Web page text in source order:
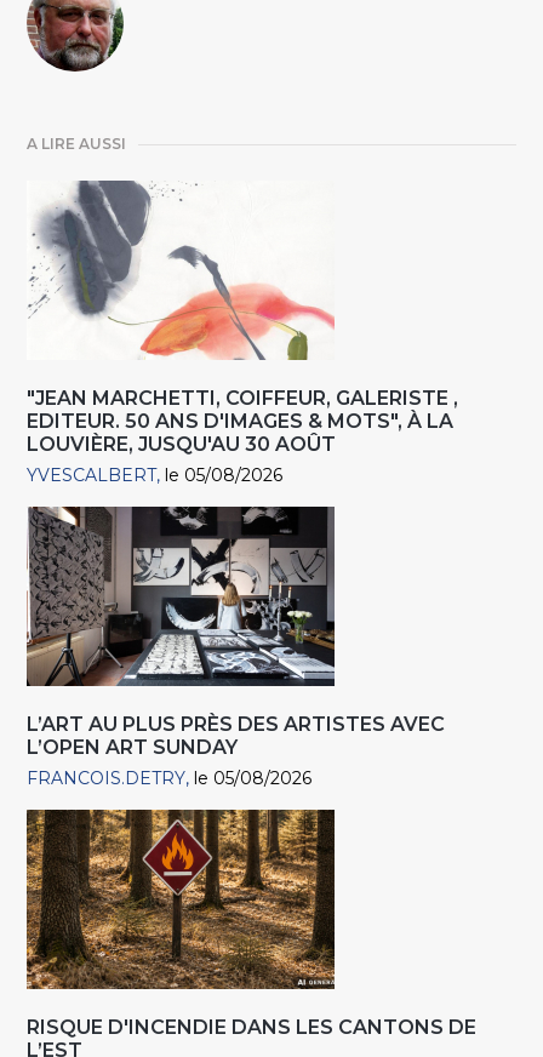
A LIRE AUSSI
"JEAN MARCHETTI, COIFFEUR, GALERISTE ,
EDITEUR. 50 ANS D'IMAGES & MOTS", À LA
LOUVIÈRE, JUSQU'AU 30 AOÛT
YVESCALBERT le 05/08/2026
L’ART AU PLUS PRÈS DES ARTISTES AVEC
L’OPEN ART SUNDAY
FRANCOIS.DETRY le 05/08/2026
RISQUE D'INCENDIE DANS LES CANTONS DE
L’EST